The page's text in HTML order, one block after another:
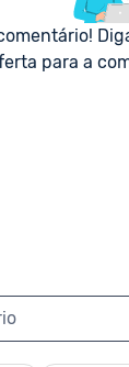
para a